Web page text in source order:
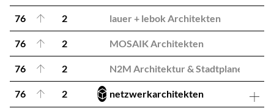
76 2 lauer + lebok Architekten
76 2 MOSAIK Architekten
76 2 N2M Architektur & Stadtplaner
76 2 netzwerkarchitekten